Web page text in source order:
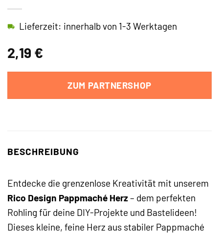
2,19 €
Lieferzeit: innerhalb von 1-3 Werktagen
ZUM PARTNERSHOP
BESCHREIBUNG
Entdecke die grenzenlose Kreativität mit unserem
Rico Design Pappmaché Herz– dem perfekten
Rohling für deine DIY-Projekte und Bastelideen!
Dieses kleine, feine Herz aus stabiler Pappmaché